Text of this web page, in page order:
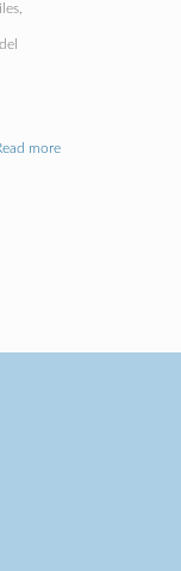
more